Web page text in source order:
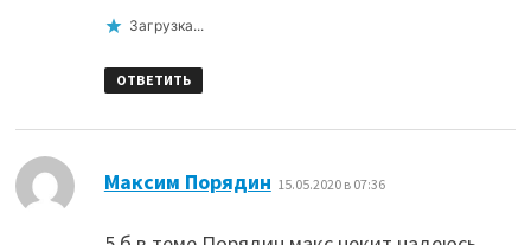
Загрузка...
ОТВЕТИТЬ
Максим Порядин 15.05.2020 в 07:36